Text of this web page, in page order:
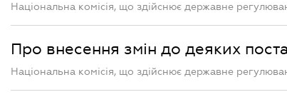
Національна комісія, що здійснює державне
Про внесення змін до деяких
Національна комісія, що здійснює державне